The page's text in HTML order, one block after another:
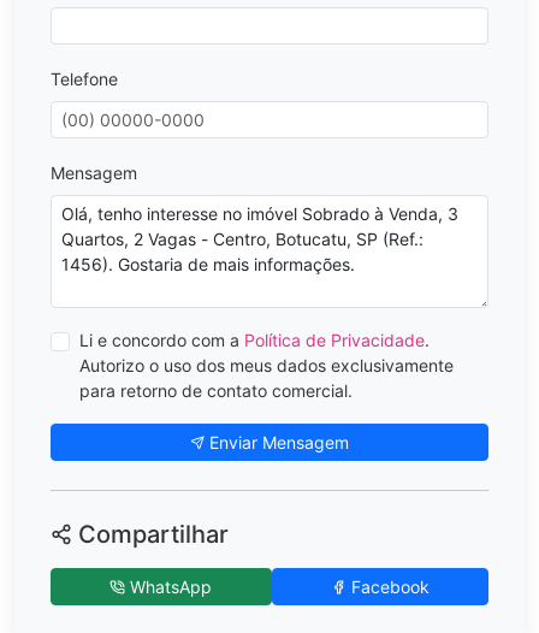
Telefone
Mensagem
Li e concordo com a Política de Privacidade.
Autorizo o uso dos meus dados exclusivamente
para retorno de contato comercial.
Enviar Mensagem
Compartilhar
WhatsApp Facebook